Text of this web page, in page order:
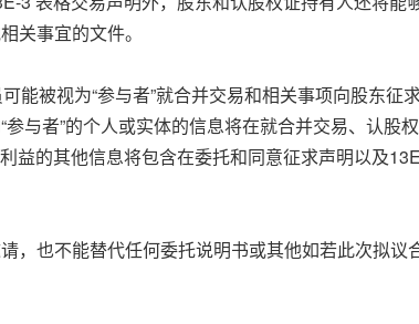
关事宜的文件。
能被视为“参与者”就合并交易和相关事项向股东
与者”的个人或实体的信息将在就合并交易、认股
益的其他信息将包含在委托和同意征求声明以及
，也不能替代任何委托说明书或其他如若此次拟